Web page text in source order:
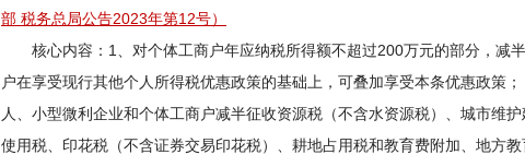
部 税务总局公告2023年第12号）
核心内容：1
、对个体工商户年应纳税所得额不超过200万元的部分，减
户在享受现行其他个人所得税优惠政策的基础上，可叠加享受本条优惠政策
人、小型微利企业和个体工商户减半征收资源税（不含水资源税）、城市维
使用税、印花税（不含证券交易印花税）、耕地占用税和教育费附加、地方